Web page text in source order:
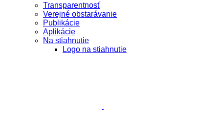
Transparentnosť
Verejné obstarávanie
Publikácie
Aplikácie
Na stiahnutie
Logo na stiahnutie